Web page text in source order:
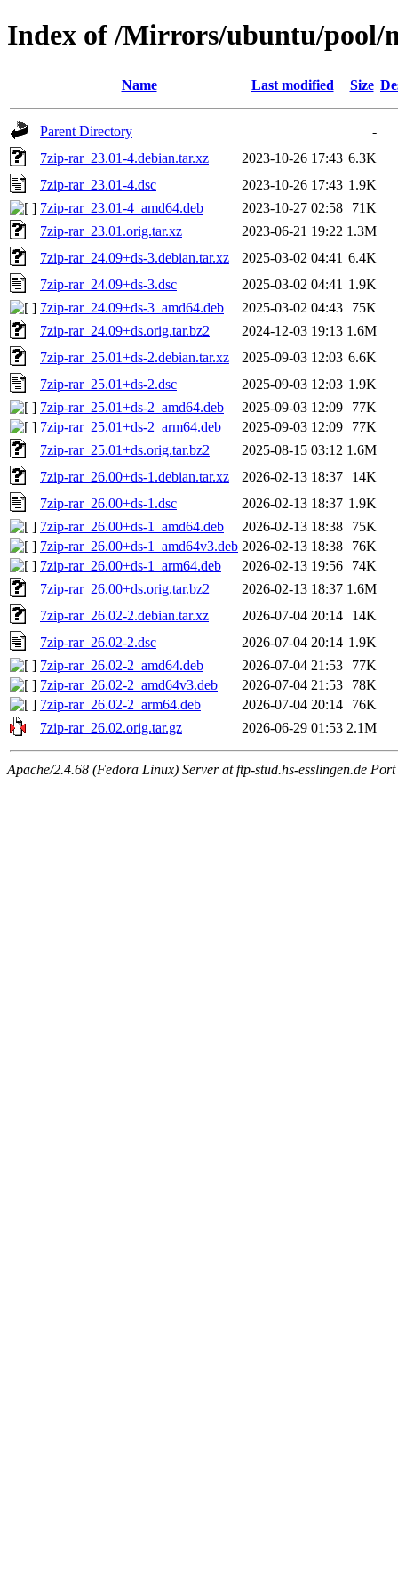
Index of /Mirrors/ubuntu/pool/
Name Last modified Size
Parent Directory
-
7zip-rar_23.01-4.debian.tar.xz
2023-10-26 17:43 6.3K
7zip-rar_23.01-4.dsc
2023-10-26 17:43 1.9K
7zip-rar_23.01-4_amd64.deb
2023-10-27 02:58
71K
7zip-rar_23.01.orig.tar.xz
2023-06-21 19:22 1.3M
7zip-rar_24.09+ds-3.debian.tar.xz
2025-03-02 04:41 6.4K
7zip-rar_24.09+ds-3.dsc
2025-03-02 04:41 1.9K
7zip-rar_24.09+ds-3_amd64.deb
2025-03-02 04:43
75K
7zip-rar_24.09+ds.orig.tar.bz2
2024-12-03 19:13 1.6M
7zip-rar_25.01+ds-2.debian.tar.xz
2025-09-03 12:03 6.6K
7zip-rar_25.01+ds-2.dsc
2025-09-03 12:03 1.9K
7zip-rar_25.01+ds-2_amd64.deb
2025-09-03 12:09
77K
7zip-rar_25.01+ds-2_arm64.deb
2025-09-03 12:09
77K
7zip-rar_25.01+ds.orig.tar.bz2
2025-08-15 03:12 1.6M
7zip-rar_26.00+ds-1.debian.tar.xz
2026-02-13 18:37
14K
7zip-rar_26.00+ds-1.dsc
2026-02-13 18:37 1.9K
7zip-rar_26.00+ds-1_amd64.deb
2026-02-13 18:38
75K
7zip-rar_26.00+ds-1_amd64v3.deb 2026-02-13 18:38
76K
7zip-rar_26.00+ds-1_arm64.deb
2026-02-13 19:56
74K
7zip-rar_26.00+ds.orig.tar.bz2
2026-02-13 18:37 1.6M
7zip-rar_26.02-2.debian.tar.xz
2026-07-04 20:14
14K
7zip-rar_26.02-2.dsc
2026-07-04 20:14 1.9K
7zip-rar_26.02-2_amd64.deb
2026-07-04 21:53
77K
7zip-rar_26.02-2_amd64v3.deb
2026-07-04 21:53
78K
7zip-rar_26.02-2_arm64.deb
2026-07-04 20:14
76K
7zip-rar_26.02.orig.tar.gz
2026-06-29 01:53 2.1M
Apache/2.4.68 (Fedora Linux) Server at ftp-stud.hs-esslingen.de